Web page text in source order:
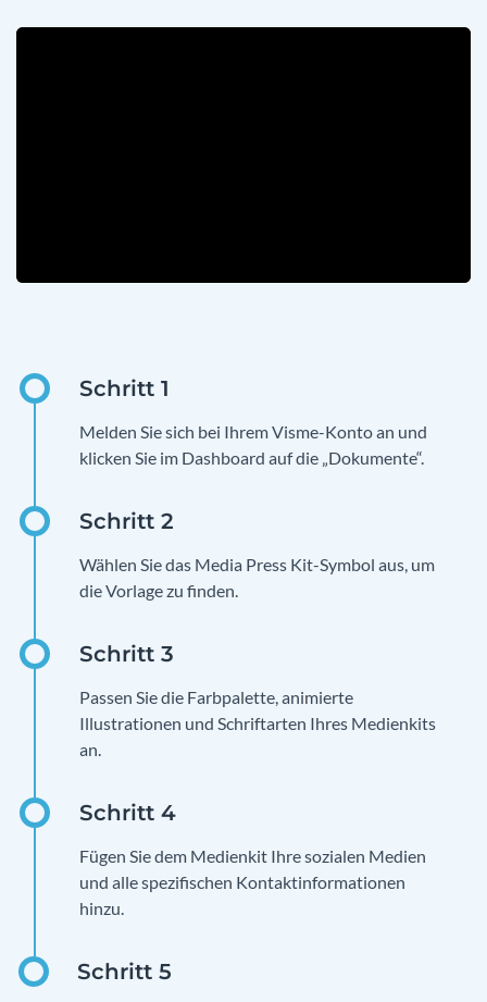
Melden Sie sich bei Ihrem Visme-Konto an und
klicken Sie im Dashboard auf die „Dokumente“.
Wählen Sie das Media Press Kit-Symbol aus, um
die Vorlage zu finden.
Passen Sie die Farbpalette, animierte
Illustrationen und Schriftarten Ihres Medienkits
an.
Fügen Sie dem Medienkit Ihre sozialen Medien
und alle spezifischen Kontaktinformationen
hinzu.